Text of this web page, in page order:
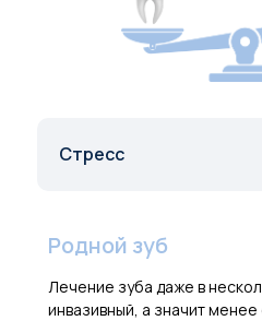
Стресс
Родной зуб
Лечение зуба даже в
инвазивный, а значит